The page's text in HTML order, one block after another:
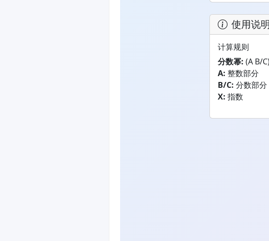
使用说明
计算规则
分数幂: (A B/
A: 整数部分
B/C: 分数部分
X: 指数